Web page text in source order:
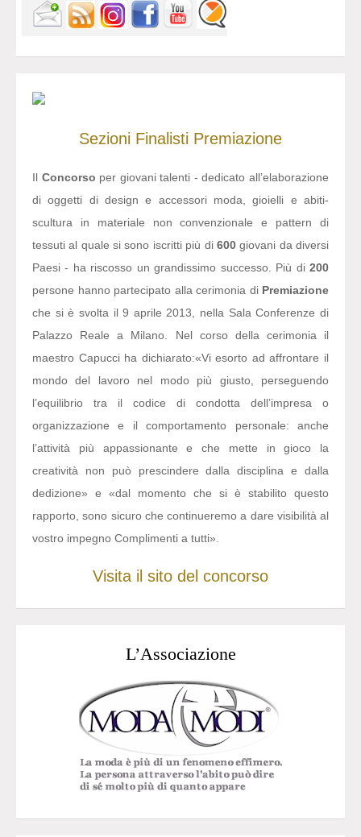
Sezioni Finalisti Premiazione
Il Concorso per giovani talenti - dedicato all’elaborazione
di oggetti di design e accessori moda, gioielli e abiti-
scultura in materiale non convenzionale e pattern di
tessuti al quale si sono iscritti più di 600giovani da diversi
Paesi - ha riscosso un grandissimo successo. Più di 200
persone hanno partecipato alla cerimonia di Premiazione
che si è svolta il 9 aprile 2013, nella Sala Conferenze di
Palazzo Reale a Milano. Nel corso della cerimonia il
maestro Capucci ha dichiarato:«Vi esorto ad affrontare il
mondo del lavoro nel modo più giusto, perseguendo
l’equilibrio tra il codice di condotta dell’impresa o
organizzazione e il comportamento personale: anche
l’attività più appassionante e che mette in gioco la
creatività non può prescindere dalla disciplina e dalla
dedizione» e «dal momento che si è stabilito questo
rapporto, sono sicuro che continueremo a dare visibilità al
vostro impegno Complimenti a tutti».
Visita il sito del concorso
L’Associazione